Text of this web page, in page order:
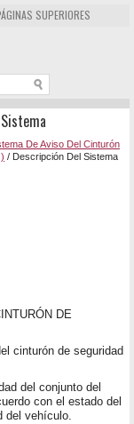
SUPERIORES
De Aviso Del Cinturón
/ Descripción Del Sistema
DE
cinturón de seguridad
del conjunto del
con el estado del
del vehículo.